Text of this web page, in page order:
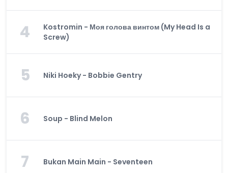
4
Kostromin - Моя голова винтом (My Head Is a
Screw)
5 Niki Hoeky - Bobbie Gentry
6 Soup - Blind Melon
7 Bukan Main Main - Seventeen